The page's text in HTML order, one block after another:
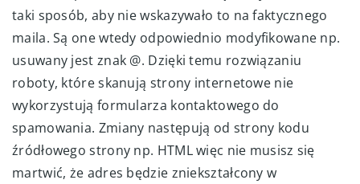
taki sposób, aby nie wskazywało to na faktycznego
maila. Są one wtedy odpowiednio modyfikowane np.
usuwany jest znak @. Dzięki temu rozwiązaniu
roboty, które skanują strony internetowe nie
wykorzystują formularza kontaktowego do
spamowania. Zmiany następują od strony kodu
źródłowego strony np. HTML więc nie musisz się
martwić, że adres będzie zniekształcony w